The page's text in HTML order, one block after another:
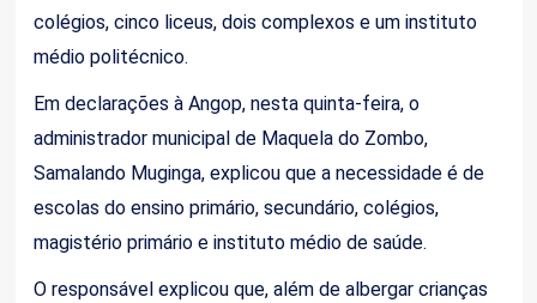
colégios, cinco liceus, dois complexos e um instituto
médio politécnico.
Em declarações à Angop, nesta quinta-feira, o
administrador municipal de Maquela do Zombo,
Samalando Muginga, explicou que a necessidade é de
escolas do ensino primário, secundário, colégios,
magistério primário e instituto médio de saúde.
O responsável explicou que, além de albergar crianças